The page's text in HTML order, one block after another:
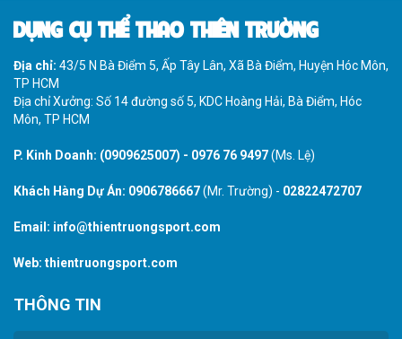
DỤNG CỤ THỂ THAO THIÊN TRƯỜNG
Địa chỉ: 43/5 N Bà Điểm 5, Ấp Tây Lân, Xã Bà Điểm, Huyện Hóc Môn,
TP HCM
Địa chỉ Xưởng: Số 14 đường số 5, KDC Hoàng Hải, Bà Điểm, Hóc
Môn, TP HCM
P. Kinh Doanh: (0909625007) - 0976 76 9497(Ms. Lệ)
Khách Hàng Dự Án: 0906786667(Mr. Trường) - 02822472707
Email: info@thientruongsport.com
Web: thientruongsport.com
THÔNG TIN